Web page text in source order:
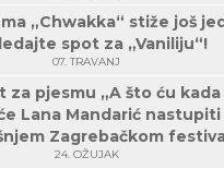
„Chwakka“ stiže još
spot za „Vaniliju“!
07. TRAVANJ
za pjesmu „A što ću
Lana Mandarić nastupiti
Zagrebačkom
24. OŽUJAK